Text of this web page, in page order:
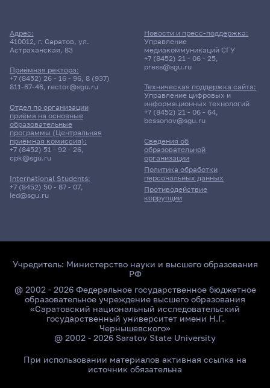
Адрес:
410012, г. Саратов, ул.
Астраханская, 83
Приёмная ректора:
+7 (8452) 26 - 16 - 96, 8 (937)
811-67-46, rector@sgu.ru
Отдел по организации
приёма на основные
образовательные
программы (Центральная
приёмная комиссия):
+7 (8452) 51 - 92 - 26,
cpk@sgu.ru
International Students:
+7 (8452) 50 - 87 - 07,
ied@sgu.ru
Сведения об
образовательной
организации
Политика обработки
персональных данных
Противодействие
коррупции
Новости и пресс-поддержка:
Управление
медиакоммуникаций СГУ
+7 (8452) 21 - 06 - 25,
press@sgu.ru
Техническая поддержка сайта:
Управление цифровых и
информационных технологий
+7 (8452) 21 - 06 - 64,
bessonov@sgu.ru
Учредитель: Министерство науки и высшего образования
РФ
@ 2002 - 2026 Федеральное государственное бюджетное
образовательное учреждение высшего образования
«Саратовский национальный исследовательский
государственный университет имени Н.Г.
Чернышевского»
@ 2002 - 2026 Saratov State University
При использовании материалов активная ссылка на
источник обязательна